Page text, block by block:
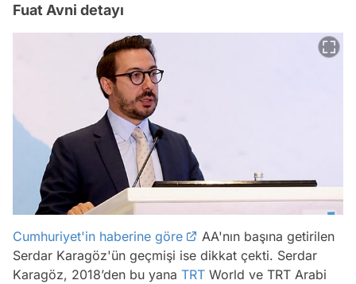
Fuat Avni detayı
Cumhuriyet'in haberine göre
AA'nın başına getirilen
Serdar Karagöz'ün geçmişi ise dikkat çekti. Serdar
Karagöz, 2018’den bu yana TRT World ve TRT Arabi